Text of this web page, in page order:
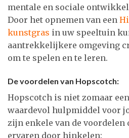
mentale en sociale
Door het opnemen van een
kunstgras in uw speeltuin
aantrekkelijkere omgeving
om te spelen en te leren.
De voordelen van Hopscotch:
Hopscotch is niet zomaar
waardevol hulpmiddel voor
zijn enkele van de
ervaren door hinkelen: